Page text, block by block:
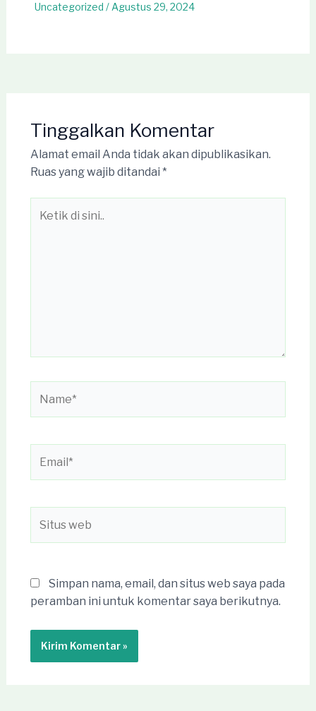
Uncategorized / Agustus 29, 2024
Tinggalkan Komentar
Alamat email Anda tidak akan dipublikasikan.
Ruas yang wajib ditandai *
web
Simpan nama, email, dan situs web saya pada
peramban ini untuk komentar saya berikutnya.